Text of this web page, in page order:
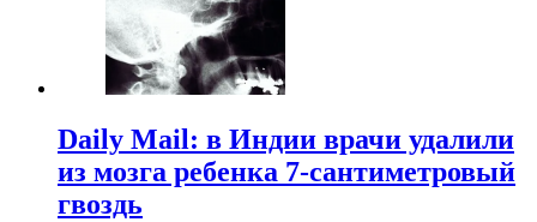
Daily Mail: в Индии врачи удалили
из мозга ребенка 7-сантиметровый
гвоздь